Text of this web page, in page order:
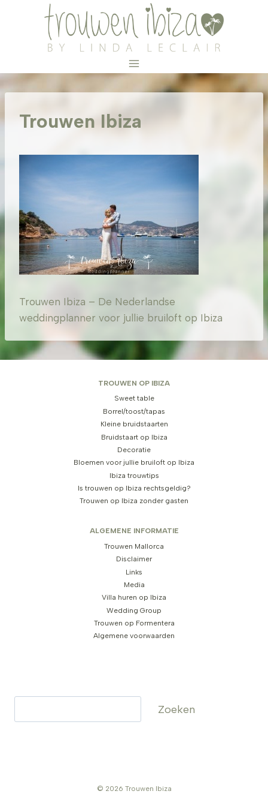
Trouwen Ibiza
Trouwen Ibiza – De Nederlandse
weddingplanner voor jullie bruiloft op Ibiza
TROUWEN OP IBIZA
Sweet table
Borrel/toost/tapas
Kleine bruidstaarten
Bruidstaart op Ibiza
Decoratie
Bloemen voor jullie bruiloft op Ibiza
Ibiza trouwtips
Is trouwen op Ibiza rechtsgeldig?
Trouwen op Ibiza zonder gasten
ALGEMENE INFORMATIE
Trouwen Mallorca
Disclaimer
Links
Media
Villa huren op Ibiza
Wedding Group
Trouwen op Formentera
Algemene voorwaarden
Zoeken
© 2026 Trouwen Ibiza